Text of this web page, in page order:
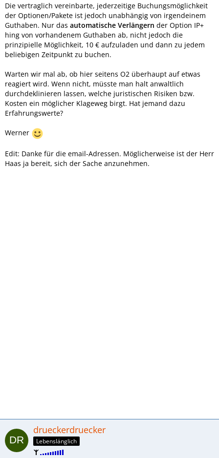
Die vertraglich vereinbarte, jederzeitige Buchungsmöglichkeit
der Optionen/Pakete ist jedoch unabhängig von irgendeinem
Guthaben. Nur das automatische Verlängern der Option IP+
hing von vorhandenem Guthaben ab, nicht jedoch die
prinzipielle Möglichkeit, 10 € aufzuladen und dann zu jedem
beliebigen Zeitpunkt zu buchen.
Warten wir mal ab, ob hier seitens O2 überhaupt auf etwas
reagiert wird. Wenn nicht, müsste man halt anwaltlich
durchdeklinieren lassen, welche juristischen Risiken bzw.
Kosten ein möglicher Klageweg birgt. Hat jemand dazu
Erfahrungswerte?
Werner
Edit: Danke für die email-Adressen. Möglicherweise ist der Herr
Haas ja bereit, sich der Sache anzunehmen.
drueckerdruecker
Lebenslänglich